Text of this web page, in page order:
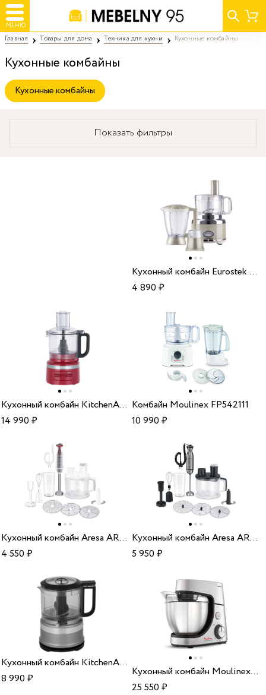
МЕНЮ
Главная Товары для дома Техника для кухни Кухонные комбайны
Кухонные комбайны
Кухонные комбайны
Показать фильтры
Кухонный комбайн Eurostek EFP-2079
4 890₽
Кухонный комбайн KitchenAid 5KFP0719EER empire red
14 990₽
Комбайн Moulinex FP542111
10 990₽
Кухонный комбайн Aresa AR-1702
4 550₽
Кухонный комбайн Aresa AR-1703
5 950₽
Кухонный комбайн KitchenAid 5KFC3516ECU contour silver
8 990₽
Кухонный комбайн Moulinex QA51AD10
25 550₽